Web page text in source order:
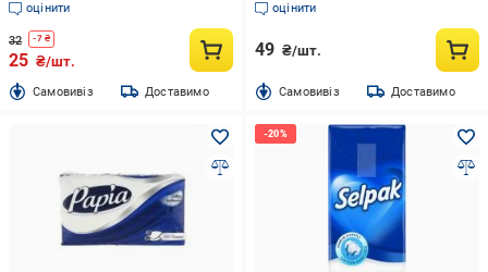
оцінити
32 -7₴
25 ₴/шт.
Cамовивіз Доставимо
оцінити
49 ₴/шт.
Cамовивіз Доставимо